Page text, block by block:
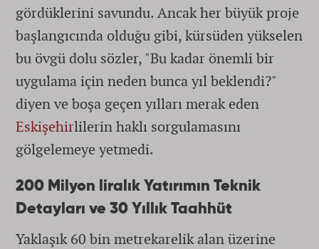
gördüklerini savundu. Ancak her büyük proje
başlangıcında olduğu gibi, kürsüden yükselen
bu övgü dolu sözler, "Bu kadar önemli bir
uygulama için neden bunca yıl beklendi?"
diyen ve boşa geçen yılları merak eden
Eskişehirlilerin haklı sorgulamasını
gölgelemeye yetmedi.
200 Milyon liralık Yatırımın Teknik
Detayları ve 30 Yıllık Taahhüt
Yaklaşık 60 bin metrekarelik alan üzerine